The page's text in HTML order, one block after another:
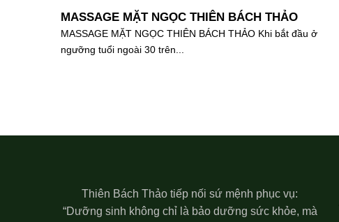
MASSAGE MẶT NGỌC THIÊN BÁCH THẢO
MASSAGE MẶT NGỌC THIÊN BÁCH THẢO Khi bắt đầu ở
ngưỡng tuổi ngoài 30 trên...
Thiên Bách Thảo tiếp nối sứ mệnh phục vụ:
“Dưỡng sinh không chỉ là bảo dưỡng sức khỏe, mà